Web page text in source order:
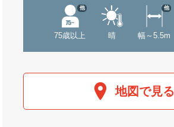
75歳以上
他
晴 幅～5.5m
他
地図で見る